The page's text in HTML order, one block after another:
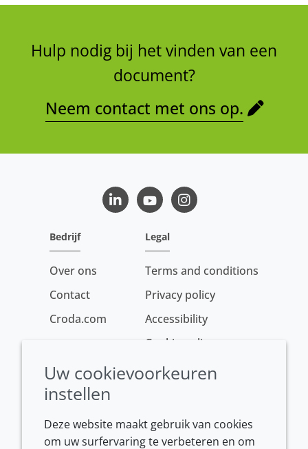
Hulp nodig bij het vinden van een
document?
Neem contact met ons op.
LinkedInYoutubeInstagram
Bedrijf
Over ons
Contact
Croda.com
Legal
Terms and conditions
Privacy policy
Accessibility
Cookie policy
Conditions of sale
Uw cookievoorkeuren
instellen
Deze website maakt gebruik van cookies
om uw surfervaring te verbeteren en om